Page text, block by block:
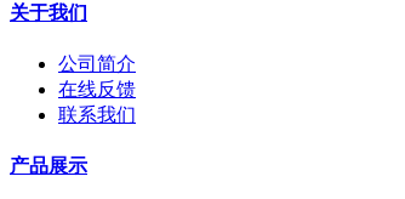
关于我们
公司简介
在线反馈
联系我们
产品展示